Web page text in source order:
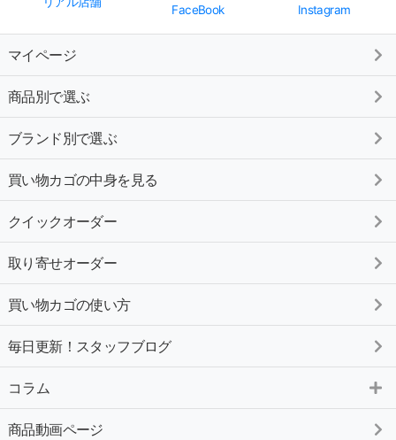
FaceBook
Instagram
マイページ
商品別で選ぶ
ブランド別で選ぶ
買い物カゴの中身を見る
クイックオーダー
取り寄せオーダー
買い物カゴの使い方
毎日更新！スタッフブログ
コラム
商品動画ページ